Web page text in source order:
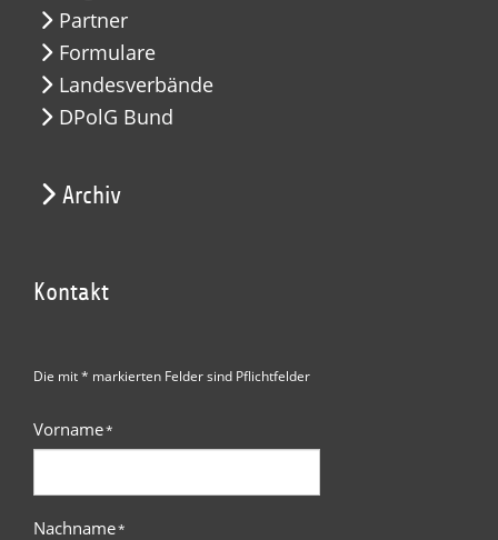
Partner
Formulare
Landesverbände
DPolG Bund
Archiv
Kontakt
Die mit * markierten Felder sind Pflichtfelder
Vorname*
Nachname*